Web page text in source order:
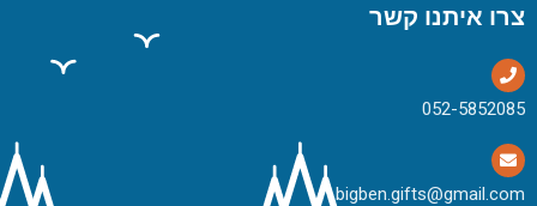
צרו איתנו קשר
bigben.gifts@gmail.com